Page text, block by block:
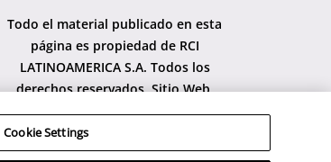
Todo el material publicado en esta
página es propiedad de RCI
LATINOAMERICA S.A. Todos los
derechos reservados. Sitio Web
propiedad controlada y operada por
RCI, LLC.
Cookie Settings